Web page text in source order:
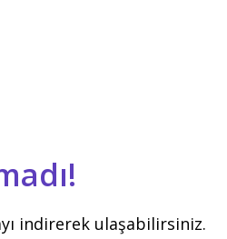
indirerek ulaşabilirsiniz.